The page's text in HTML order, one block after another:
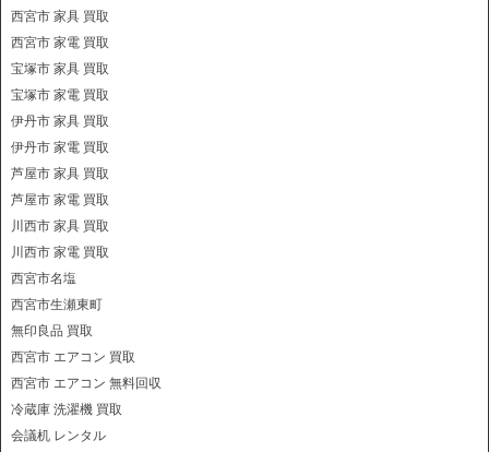
西宮市 家具 買取
西宮市 家電 買取
宝塚市 家具 買取
宝塚市 家電 買取
伊丹市 家具 買取
伊丹市 家電 買取
芦屋市 家具 買取
芦屋市 家電 買取
川西市 家具 買取
川西市 家電 買取
西宮市名塩
西宮市生瀬東町
無印良品 買取
西宮市 エアコン 買取
西宮市 エアコン 無料回収
冷蔵庫 洗濯機 買取
会議机 レンタル